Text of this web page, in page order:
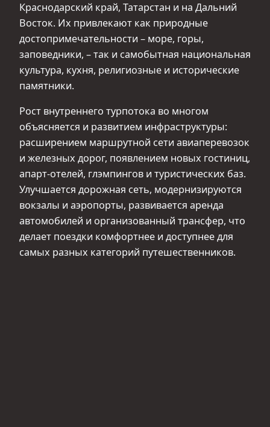
Краснодарский край, Татарстан и на Дальний
Восток. Их привлекают как природные
достопримечательности – море, горы,
заповедники, – так и самобытная национальная
культура, кухня, религиозные и исторические
памятники.
Рост внутреннего турпотока во многом
объясняется и развитием инфраструктуры:
расширением маршрутной сети авиаперевозок
и железных дорог, появлением новых гостиниц,
апарт-отелей, глэмпингов и туристических баз.
Улучшается дорожная сеть, модернизируются
вокзалы и аэропорты, развивается аренда
автомобилей и организованный трансфер, что
делает поездки комфортнее и доступнее для
самых разных категорий путешественников.